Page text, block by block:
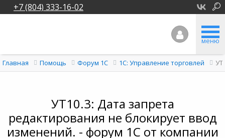
+7 (804) 333-16-02
меню
Главная Помощь Форум 1C 1С: Управление торговлей
УТ10.3: Дата запрета
редактирования не блокирует ввод
изменений. - форум 1С от компании